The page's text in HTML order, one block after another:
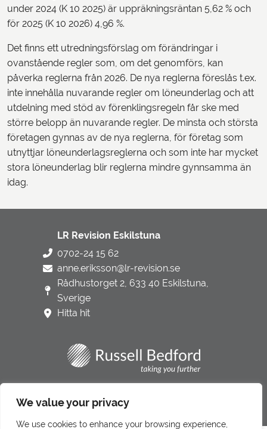
We value your privacy
We use cookies to enhance your browsing experience,
under 2024 (K 10 2025) är uppräkningsräntan 5,62 % och
för 2025 (K 10 2026) 4,96 %.
Det finns ett utredningsförslag om förändringar i
ovanstående regler som, om det genomförs, kan
påverka reglerna från 2026. De nya reglerna föreslås t.ex.
inte innehålla nuvarande regler om löneunderlag och att
utdelning med stöd av förenklingsregeln får ske med
större belopp än nuvarande regler. De minsta och största
företagen gynnas av de nya reglerna, för företag som
utnyttjar löneunderlagsreglerna och som inte har mycket
stora löneunderlag blir reglerna mindre gynnsamma än
idag.
LR Revision Eskilstuna
0702-24 15 62
anne.eriksson@lr-revision.se
Rådhustorget 2, 633 40 Eskilstuna,
Sverige
Hitta hit
Underbiträden